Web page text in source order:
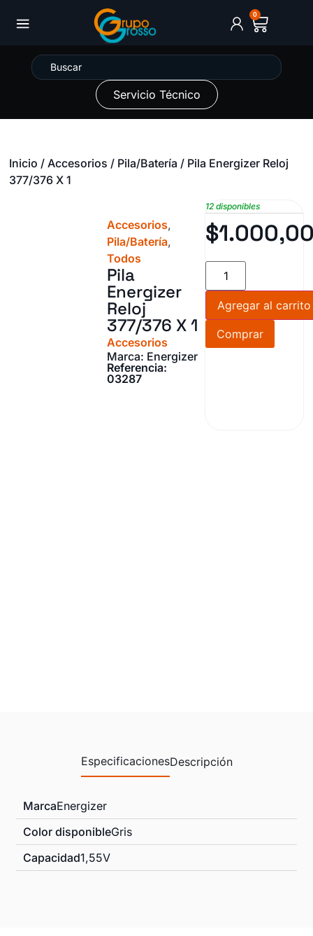
0
Servicio Técnico
Inicio /Accesorios / Pila/Batería / Pila Energizer Reloj
377/376 X 1
Accesorios,
Pila/Batería,
Todos
Pila
Energizer
Reloj
377/376 X 1
Accesorios
Marca: Energizer
Referencia:
03287
12 disponibles
$
Agregar al carrito
Comprar
EspecificacionesDescripción
MarcaEnergizer
Color disponibleGris
Capacidad1,55V